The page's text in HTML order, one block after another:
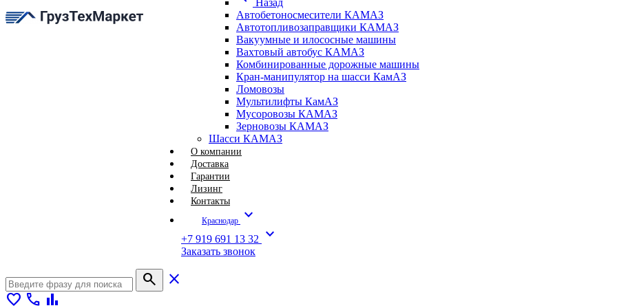
Назад
Автобетоносмесители КАМАЗ
Автотопливозаправщики КАМАЗ
Вакуумные и илососные машины
Вахтовый автобус КАМАЗ
Комбинированные дорожные машины
Кран-манипулятор на шасси КамАЗ
Ломовозы
Мультилифты КамАЗ
Мусоровозы КАМАЗ
Зерновозы КАМАЗ
Шасси КАМАЗ
О компании
Доставка
Гарантии
Лизинг
Контакты
Краснодар expand_more
+7 919 691 13 32 expand_more
Заказать звонок
search
close
favorite call bar_chart